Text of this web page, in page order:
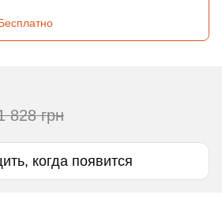
828 грн
когда появится